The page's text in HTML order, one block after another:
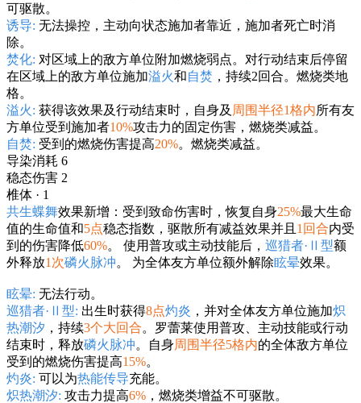
可驱散。
诱导: 无法操控，主动向状态施加者靠近，施加者死亡时消
除。
焚化: 对区域上的敌方单位附加燃烧弱点。对行动结束后停留
在区域上的敌方单位施加溢火和自焚 ，持续2回合。燃烧类地
格。
溢火: 获得该效果及行动结束时，自身及 周围半径1格内所有友
方单位受到施加者10%攻击力的固定伤害，燃烧类减益。
自焚: 受到的燃烧伤害提高20%。燃烧类减益。
导染消耗 6
稳态伤害 2
椎体 · 1
共生蝶舞效果新增：受到致命伤害时，恢复自身25%最大生命
值的生命值和5点稳态指数，驱散所有减益效果并且 1回合内受
到的伤害降低60%。 使用普攻或主动技能后， 巡猎者·Ⅱ型额
外释放1次磷火脉冲。 为全体友方单位额外解除眩晕效果。
眩晕: 无法行动。
巡猎者·Ⅱ型: 出生时获得8点灼炎 ，并对全体友方单位施加炽
热潮汐 ，持续3个大回合。罗蕾莱使用普攻、主动技能或行动
结束时，释放磷火脉冲。自身周围半径5格内的全体敌方单位
受到的燃烧伤害提高15%。
灼炎: 可以为热能传导充能。
炽热潮汐: 攻击力提高6% ，燃烧类增益不可驱散。